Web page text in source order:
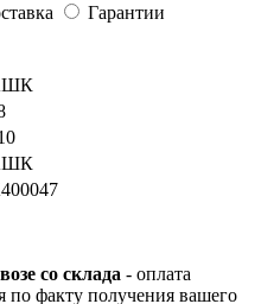
Гарантии
со склада - оплата
по факту получения вашего